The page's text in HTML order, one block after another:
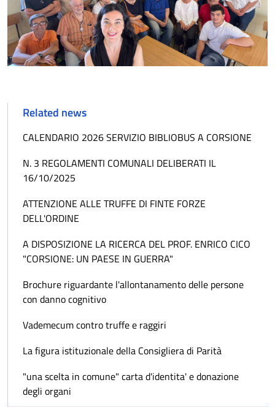
Related news
CALENDARIO 2026 SERVIZIO BIBLIOBUS A CORSIONE
N. 3 REGOLAMENTI COMUNALI DELIBERATI IL
16/10/2025
ATTENZIONE ALLE TRUFFE DI FINTE FORZE
DELL'ORDINE
A DISPOSIZIONE LA RICERCA DEL PROF. ENRICO CICO
"CORSIONE: UN PAESE IN GUERRA"
Brochure riguardante l'allontanamento delle persone
con danno cognitivo
Vademecum contro truffe e raggiri
La figura istituzionale della Consigliera di Parità
"una scelta in comune" carta d'identita' e donazione
degli organi